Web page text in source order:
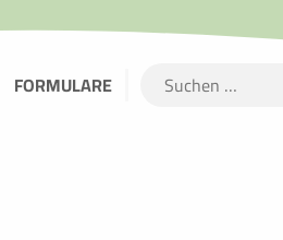
FORMULARE Suchen
nach: